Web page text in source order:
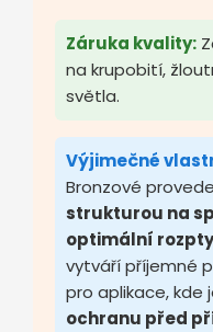
Záruka kvality:
na krupobití,
světla.
Výjimečné
Bronzové
strukturou na
optimální
vytváří příjemné
pro aplikace, kde
ochranu před